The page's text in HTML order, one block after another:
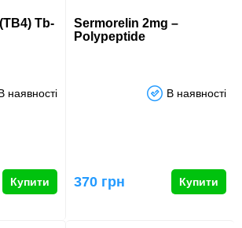
Tb-
наявності
Купити
Sermorelin 2mg –
Polypeptide
В наявності
370 грн Купити